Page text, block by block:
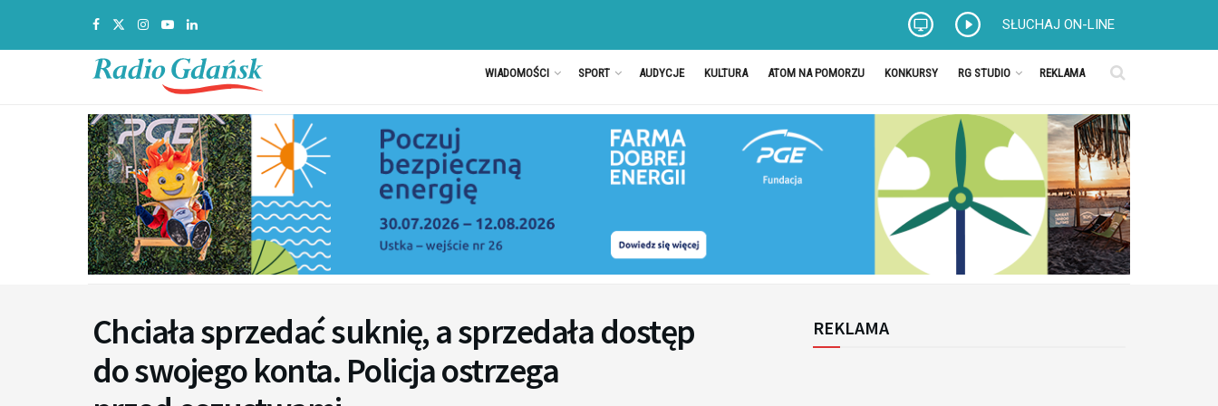
SŁUCHAJ ON-LINE
WIADOMOŚCI SPORT AUDYCJE KULTURA ATOM NA POMORZU KONKURSY RG STUDIO REKLAMA
Chciała sprzedać suknię, a sprzedała dostęp
do swojego konta. Policja ostrzega
REKLAMA